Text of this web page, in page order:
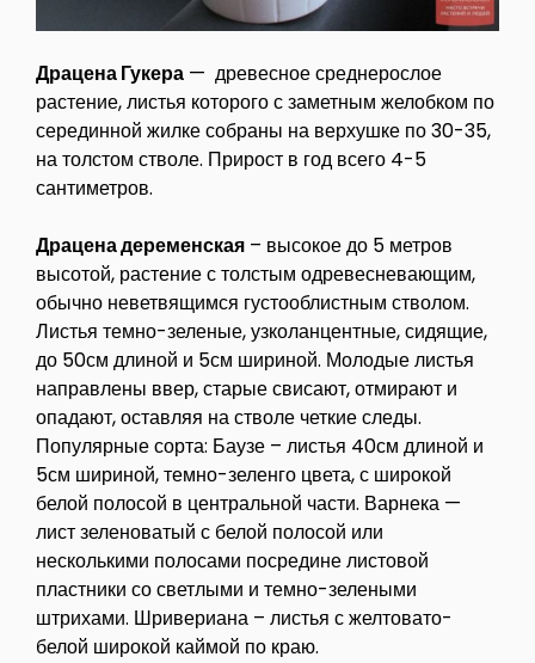
Драцена Гукера — древесное среднерослое
растение, листья которого с заметным желобком по
серединной жилке собраны на верхушке по 30-35,
на толстом стволе. Прирост в год всего 4-5
сантиметров.
Драцена деременская – высокое до 5 метров
высотой, растение с толстым одревесневающим,
обычно неветвящимся густооблистным стволом.
Листья темно-зеленые, узколанцентные, сидящие,
до 50см длиной и 5см шириной. Молодые листья
направлены ввер, старые свисают, отмирают и
опадают, оставляя на стволе четкие следы.
Популярные сорта: Баузе – листья 40см длиной и
5см шириной, темно-зеленго цвета, с широкой
белой полосой в центральной части. Варнека —
лист зеленоватый с белой полосой или
несколькими полосами посредине листовой
пластники со светлыми и темно-зелеными
штрихами. Шривериана – листья с желтовато-
белой широкой каймой по краю.